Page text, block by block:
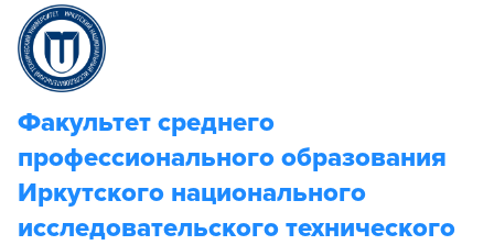
Факультет среднего
профессионального образования
Иркутского национального
исследовательского технического